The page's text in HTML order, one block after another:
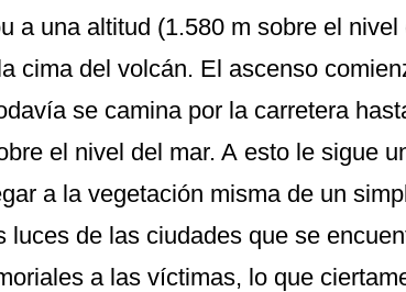
a una altitud (1.580 m sobre el nivel
cima del volcán. El ascenso
se camina por la carretera
el nivel del mar. A esto le sigue
a la vegetación misma de un
de las ciudades que se
a las víctimas, lo que